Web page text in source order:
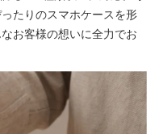
たりのスマホケースを形
お客様の想いに全力でお